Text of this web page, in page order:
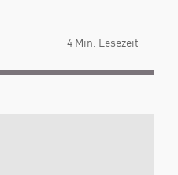
4 Min. Lesezeit